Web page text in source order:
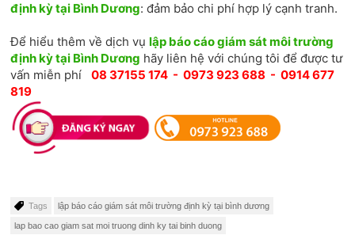
định kỳ tại Bình Dương: đảm bảo chi phí hợp lý cạnh tranh.
Để hiểu thêm về dịch vụlập báo cáo giám sát môi trường
định kỳ tại Bình Dương hãy liên hệ với chúng tôi để được tư
vấn miễn phí08 37155 174 - 0973 923 688 - 0914 677
819
Tags lập báo cáo giám sát môi trường định kỳ tại bình dương
lap bao cao giam sat moi truong dinh ky tai binh duong